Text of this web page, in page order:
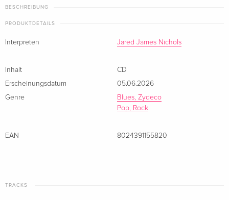
BESCHREIBUNG
PRODUKTDETAILS
Interpreten Jared James Nichols
Inhalt
CD
Erscheinungsdatum
05.06.2026
Genre
Blues, Zydeco
Pop, Rock
EAN 8024391155820
TRACKS